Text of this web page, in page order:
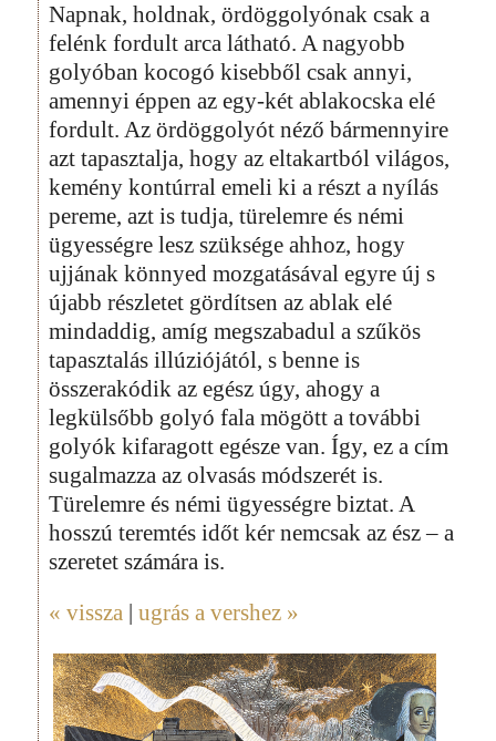
Napnak, holdnak, ördöggolyónak csak a
felénk fordult arca látható. A nagyobb
golyóban kocogó kisebből csak annyi,
amennyi éppen az egy-két ablakocska elé
fordult. Az ördöggolyót néző bármennyire
azt tapasztalja, hogy az eltakartból világos,
kemény kontúrral emeli ki a részt a nyílás
pereme, azt is tudja, türelemre és némi
ügyességre lesz szüksége ahhoz, hogy
ujjának könnyed mozgatásával egyre új s
újabb részletet gördítsen az ablak elé
mindaddig, amíg megszabadul a szűkös
tapasztalás illúziójától, s benne is
összerakódik az egész úgy, ahogy a
legkülsőbb golyó fala mögött a további
golyók kifaragott egésze van. Így, ez a cím
sugalmazza az olvasás módszerét is.
Türelemre és némi ügyességre biztat. A
hosszú teremtés időt kér nemcsak az ész – a
szeretet számára is.
« vissza | ugrás a vershez »